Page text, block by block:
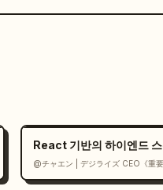
React 기반의 하이엔드
@チャエン | デジライズ CEO《重